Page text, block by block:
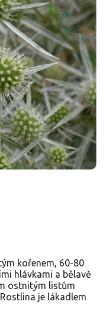
kořenem, 60-80
hlávkami a bělavě
ostnitým listům
je lákadlem